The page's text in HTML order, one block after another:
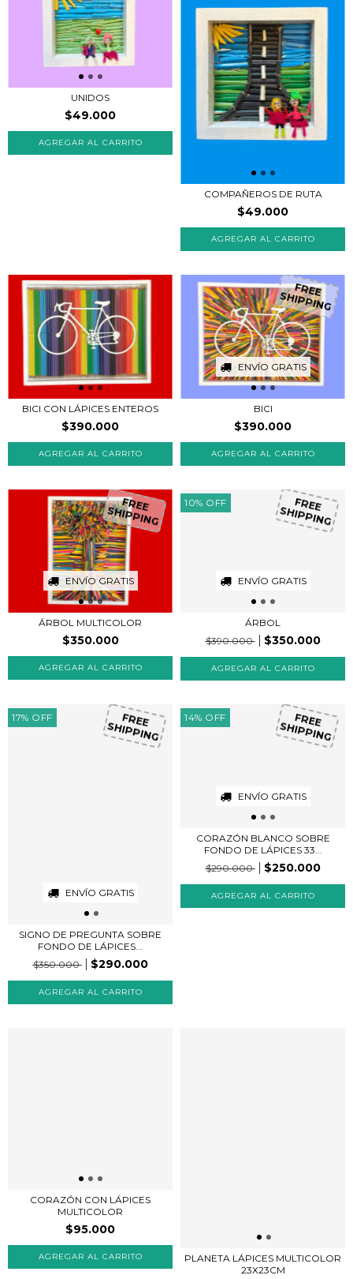
UNIDOS
$49.000
COMPAÑEROS DE RUTA
$49.000
BICI CON LÁPICES ENTEROS
$390.000
ENVÍO GRATIS
FREE
SHIPPING
BICI
$390.000
ENVÍO GRATIS
FREE
SHIPPING
ÁRBOL MULTICOLOR
$350.000
10% OFF
ENVÍO GRATIS
FREE
SHIPPING
ÁRBOL
$390.000
$350.000
17% OFF
ENVÍO GRATIS
FREE
SHIPPING
SIGNO DE PREGUNTA SOBRE
FONDO DE LÁPICES...
$350.000
$290.000
14% OFF
ENVÍO GRATIS
FREE
SHIPPING
CORAZÓN BLANCO SOBRE
FONDO DE LÁPICES 33...
$290.000
$250.000
CORAZÓN CON LÁPICES
MULTICOLOR
$95.000
PLANETA LÁPICES MULTICOLOR
23X23CM